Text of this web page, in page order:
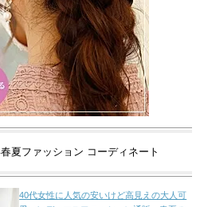
夏ファッション コーディネート
40代女性に人気の安いけど高見えの大人可